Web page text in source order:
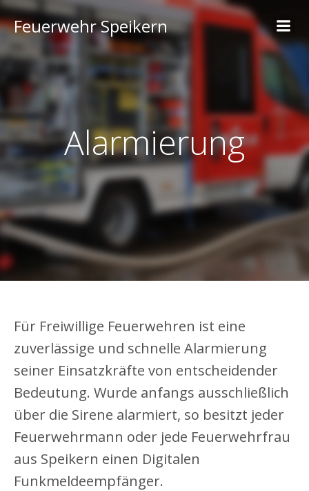
Feuerwehr Speikern
Alarmierung
Für Freiwillige Feuerwehren ist eine
zuverlässige und schnelle Alarmierung
seiner Einsatzkräfte von entscheidender
Bedeutung. Wurde anfangs ausschließlich
über die Sirene alarmiert, so besitzt jeder
Feuerwehrmann oder jede Feuerwehrfrau
aus Speikern einen Digitalen
Funkmeldeempfänger.